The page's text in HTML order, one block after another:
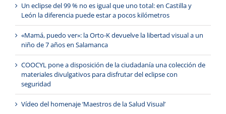
Un eclipse del 99 % no es igual que uno total: en Castilla y
León la diferencia puede estar a pocos kilómetros
«Mamá, puedo ver»: la Orto-K devuelve la libertad visual a un
niño de 7 años en Salamanca
COOCYL pone a disposición de la ciudadanía una colección de
materiales divulgativos para disfrutar del eclipse con
seguridad
Vídeo del homenaje ‘Maestros de la Salud Visual’